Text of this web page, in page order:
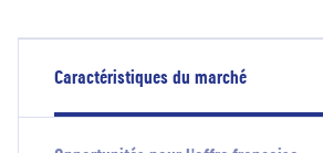
Caractéristiques du marché